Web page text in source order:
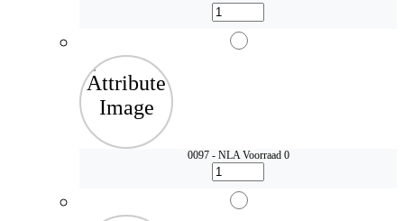
0097 - NLAVoorraad 0